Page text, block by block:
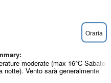
Oraria
moderate (max 16°C Sabato
notte). Vento sarà generalmente